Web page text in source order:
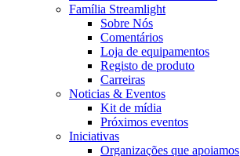
Família Streamlight
Sobre Nós
Comentários
Loja de equipamentos
Registo de produto
Carreiras
Noticias & Eventos
Kit de mídia
Próximos eventos
Iniciativas
Organizações que apoiamos